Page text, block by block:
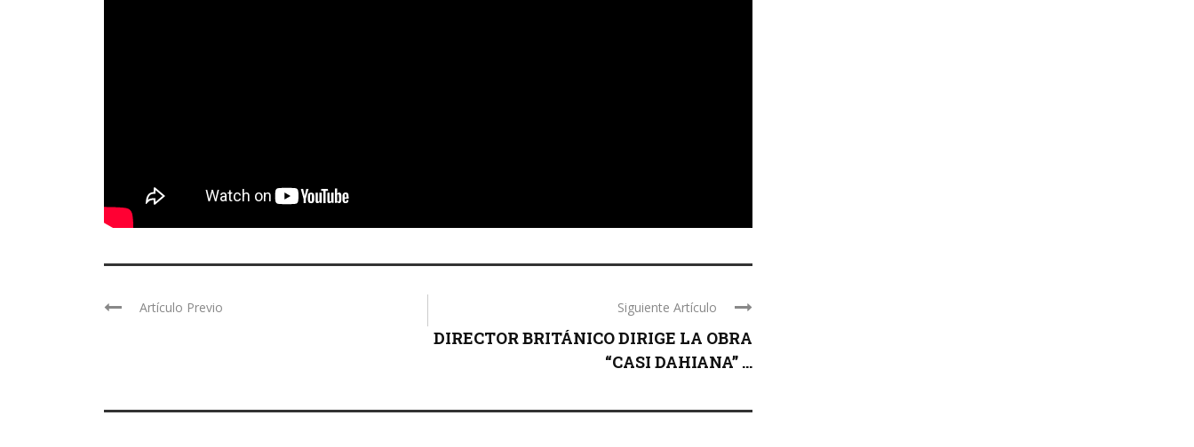
Artículo Previo Siguiente Artículo
DIRECTOR BRITÁNICO DIRIGE LA OBRA
“CASI DAHIANA” ...